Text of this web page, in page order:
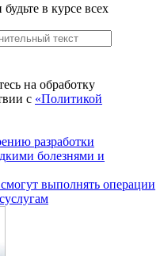
в курсе всех
на обработку
с «Политикой
разработки
болезнями и
выполнять операции